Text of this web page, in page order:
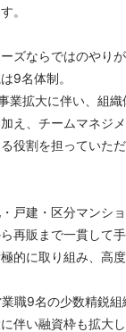
。
ズならではのやり
9名体制。
業拡大に伴い、組
え、チームマネジ
役割を担っていた
戸建・区分マンシ
再販まで一貫して
的に取り組み、高
職9名の少数精鋭
伴い融資枠も拡大